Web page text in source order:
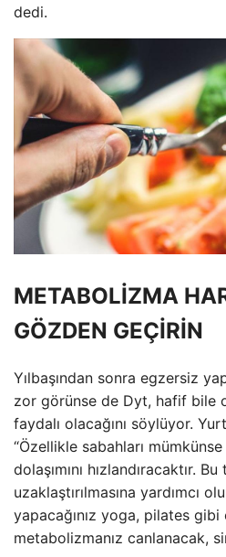
dedi.
METABOLİZMA
GÖZDEN GEÇİRİN
Yılbaşından sonra egzersiz
zor görünse de Dyt, hafif bile
faydalı olacağını söylüyor.
“Özellikle sabahları
dolaşımını hızlandıracaktır.
uzaklaştırılmasına yardımcı
yapacağınız yoga, pilates
metabolizmanız canlanacak,